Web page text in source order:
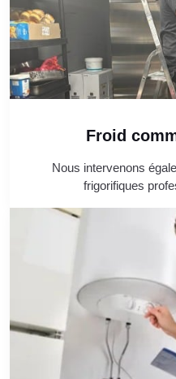
Froid
Nous intervenons
frigorifiques